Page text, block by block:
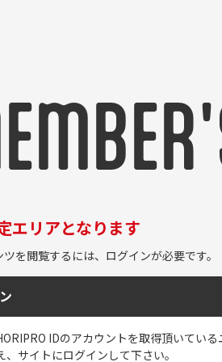
エリアとなります
を閲覧するには、ログインが必要です。
IDのアカウントを取得頂いてい
、サイトにログインして下さい。